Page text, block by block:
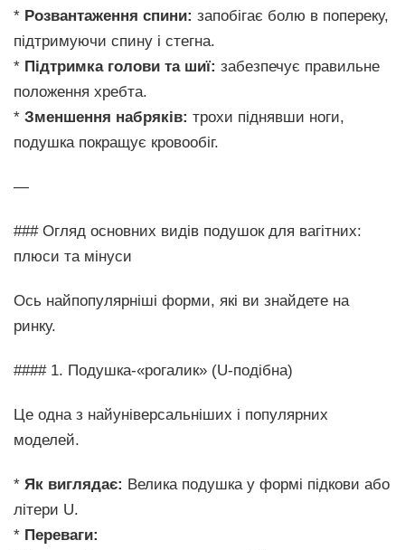
* Розвантаження спини: запобігає болю в попереку,
підтримуючи спину і стегна.
* Підтримка голови та шиї: забезпечує правильне
положення хребта.
* Зменшення набряків: трохи піднявши ноги,
подушка покращує кровообіг.
—
### Огляд основних видів подушок для вагітних:
плюси та мінуси
Ось найпопулярніші форми, які ви знайдете на
ринку.
#### 1. Подушка-«рогалик» (U-подібна)
Це одна з найуніверсальніших і популярних
моделей.
* Як виглядає: Велика подушка у формі підкови або
літери U.
* Переваги: